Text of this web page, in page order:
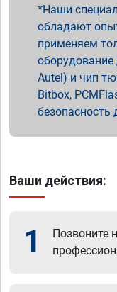
Наши
обладают
применяем
оборудование
Autel) и чип
Bitbox,
безопасность
Ваши действия:
1 Позвоните